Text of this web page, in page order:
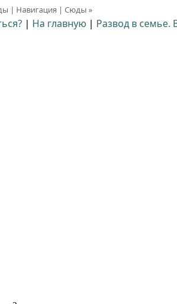
| Навигация | Сюды »
| На главную | Развод в семье.